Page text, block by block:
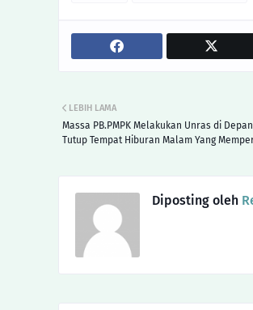
LEBIH LAMA
Massa PB.PMPK Melakukan Unras di
Tutup Tempat Hiburan Malam Yang
Diposting oleh